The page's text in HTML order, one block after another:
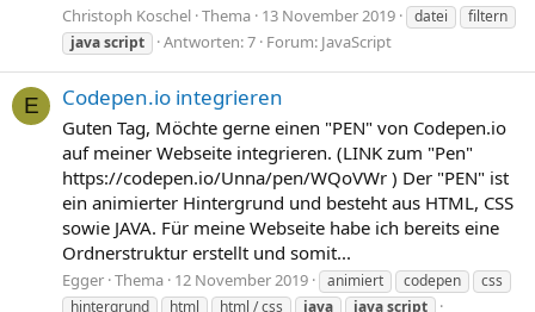
Christoph Koschel Thema 13 November 2019 datei
filtern
javascript Antworten: 7 Forum: JavaScript
E Codepen.io integrieren
Guten Tag, Möchte gerne einen "PEN" von Codepen.io
auf meiner Webseite integrieren. (LINK zum "Pen"
https://codepen.io/Unna/pen/WQoVWr ) Der "PEN" ist
ein animierter Hintergrund und besteht aus HTML, CSS
sowie JAVA. Für meine Webseite habe ich bereits eine
Ordnerstruktur erstellt und somit...
Egger Thema 12 November 2019 animiert codepen
css
hintergrund
html html / css java javascript